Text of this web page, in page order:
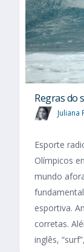
Regras do
Juliana
Esporte
Olímpicos
mundo
esportiva.
corretas.
inglês,